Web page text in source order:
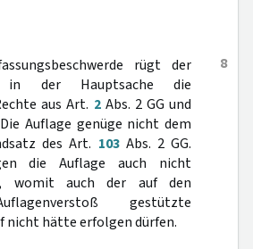
8
rügt der
in der Hauptsache die
aus Art. 2Abs. 2 GG und
Auflage genüge nicht dem
des Art. 103Abs. 2 GG.
die Auflage auch nicht
womit auch der auf den
gestützte
nicht hätte erfolgen dürfen.